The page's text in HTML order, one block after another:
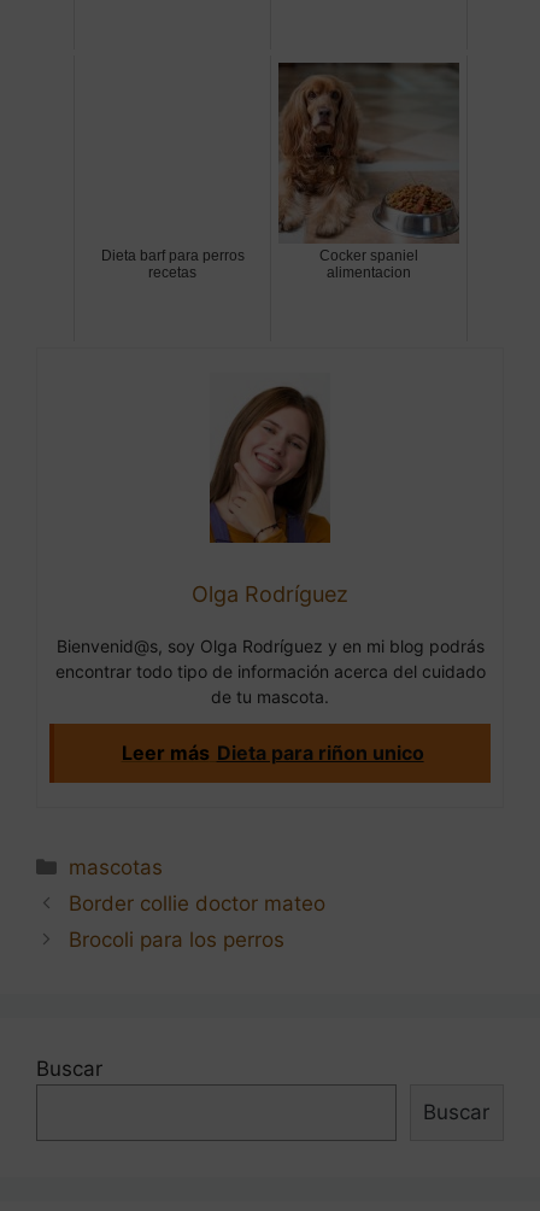
Dieta barf para perros
recetas
Cocker spaniel
alimentacion
Olga Rodríguez
Bienvenid@s, soy Olga Rodríguez y en mi blog podrás
encontrar todo tipo de información acerca del cuidado
de tu mascota.
Leer más Dieta para riñon unico
Categorías
mascotas
Navegación
de
Border collie doctor mateo
Brocoli para los perros
Buscar
Buscar